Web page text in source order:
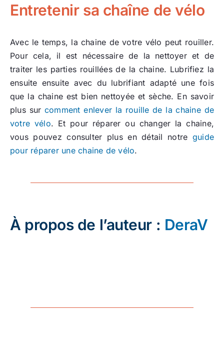
Entretenir sa chaîne de vélo
Avec le temps, la chaine de votre vélo peut rouiller.
Pour cela, il est nécessaire de la nettoyer et de
traiter les parties rouillées de la chaine. Lubrifiez la
ensuite ensuite avec du lubrifiant adapté une fois
que la chaine est bien nettoyée et sèche. En savoir
plus sur comment enlever la rouille de la chaine de
votre vélo. Et pour réparer ou changer la chaine,
vous pouvez consulter plus en détail notre guide
pour réparer une chaine de vélo.
À propos de l’auteur : DeraV